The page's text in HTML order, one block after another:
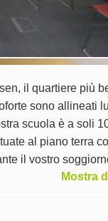
il quartiere più
sono allineati
scuola è a soli
al piano terra
il vostro
vi
Mostra